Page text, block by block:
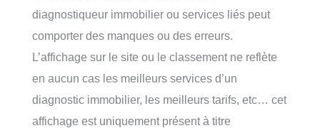
diagnostiqueur immobilier ou services liés peut
comporter des manques ou des erreurs.
L’affichage sur le site ou le classement ne reflète
en aucun cas les meilleurs services d’un
diagnostic immobilier, les meilleurs tarifs, etc… cet
affichage est uniquement présent à titre